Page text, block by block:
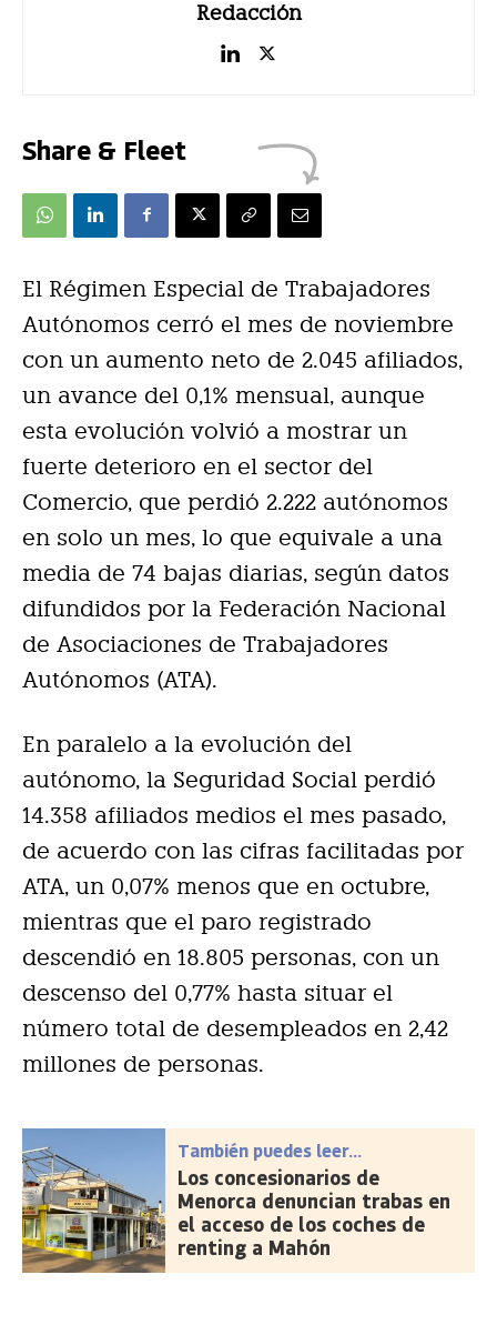
Redacción
Share & Fleet
El Régimen Especial de Trabajadores
Autónomos cerró el mes de noviembre
con un aumento neto de 2.045 afiliados,
un avance del 0,1% mensual, aunque
esta evolución volvió a mostrar un
fuerte deterioro en el sector del
Comercio, que perdió 2.222 autónomos
en solo un mes, lo que equivale a una
media de 74 bajas diarias, según datos
difundidos por la Federación Nacional
de Asociaciones de Trabajadores
Autónomos (ATA).
En paralelo a la evolución del
autónomo, la Seguridad Social perdió
14.358 afiliados medios el mes pasado,
de acuerdo con las cifras facilitadas por
ATA, un 0,07% menos que en octubre,
mientras que el paro registrado
descendió en 18.805 personas, con un
descenso del 0,77% hasta situar el
número total de desempleados en 2,42
millones de personas.
También puedes leer...
Los concesionarios de
Menorca denuncian trabas en
el acceso de los coches de
renting a Mahón